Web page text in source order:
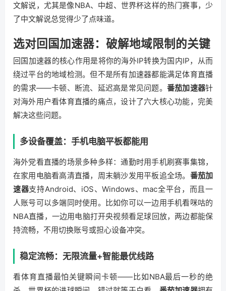
文解说，尤其是像NBA、中超、世界杯这样的热门赛事，少
了中文解说总觉得少了点味道。
选对回国加速器：破解地域限制的关键
回国加速器的核心作用是将你的海外IP转换为国内IP，从而
绕过平台的地域检测。但不是所有加速器都能满足体育直播
的需求——卡顿、断流、延迟高是常见问题。 番茄加速器针
对海外用户看体育直播的痛点，设计了六大核心功能，完美
解决这些问题。
多设备覆盖：手机电脑平板都能用
海外党看直播的场景多种多样：通勤时用手机刷赛事集锦，
在家用电脑看高清直播，周末躺沙发用平板追全场。 番茄加
速器支持Android、iOS、Windows、mac全平台，而且一
人账号可以多端同时使用。比如你可以一边用手机看咪咕的
NBA直播，一边用电脑打开央视频看足球回放，两边都能保
持流畅，不用切换账号或担心设备冲突。
稳定流畅：无限流量+智能最优线路
看体育直播最怕关键瞬间卡顿——比如NBA最后一秒的绝